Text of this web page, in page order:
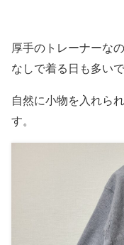
厚手のトレーナーな
なしで着る日も多いで
自然に小物を入れら
す。